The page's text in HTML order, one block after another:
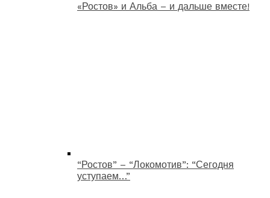
«Ростов» и Альба – и дальше вместе!
“Ростов” – “Локомотив”: “Сегодня
уступаем…”